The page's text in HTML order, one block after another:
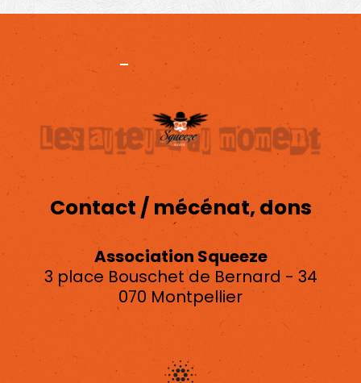
Projet -Mentions légales
Contact / mécénat, dons
Association Squeeze
3 place Bouschet de Bernard - 34
070 Montpellier
asso.squeeze@gmail.com